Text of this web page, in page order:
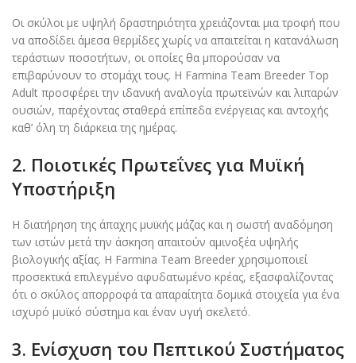
Οι σκύλοι με υψηλή δραστηριότητα χρειάζονται μια τροφή που
να αποδίδει άμεσα θερμίδες χωρίς να απαιτείται η κατανάλωση
τεράστιων ποσοτήτων, οι οποίες θα μπορούσαν να
επιβαρύνουν το στομάχι τους. Η Farmina Team Breeder Top
Adult προσφέρει την ιδανική αναλογία πρωτεϊνών και λιπαρών
ουσιών, παρέχοντας σταθερά επίπεδα ενέργειας και αντοχής
καθ’ όλη τη διάρκεια της ημέρας.
2. Ποιοτικές Πρωτεΐνες για Μυϊκή
Υποστήριξη
Η διατήρηση της άπαχης μυϊκής μάζας και η σωστή αναδόμηση
των ιστών μετά την άσκηση απαιτούν αμινοξέα υψηλής
βιολογικής αξίας. Η Farmina Team Breeder χρησιμοποιεί
προσεκτικά επιλεγμένο αφυδατωμένο κρέας, εξασφαλίζοντας
ότι ο σκύλος απορροφά τα απαραίτητα δομικά στοιχεία για ένα
ισχυρό μυϊκό σύστημα και έναν υγιή σκελετό.
3. Ενίσχυση του Πεπτικού Συστήματος